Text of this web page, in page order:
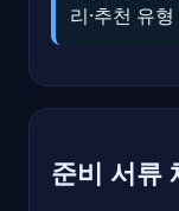
리·추천 유
준비 서류